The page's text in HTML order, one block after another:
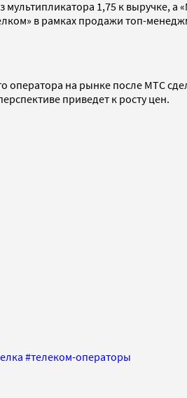
1,75 к выручке,
в рамках продажи топ-
оператора на рынке после МТС
приведет к росту цен.
#телеком-операторы